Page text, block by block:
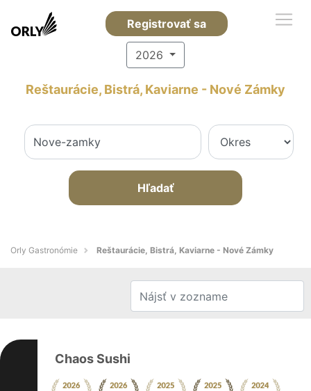
Registrovať sa
2026
Reštaurácie, Bistrá, Kaviarne - Nové Zámky
Hľadať
Orly Gastronómie Reštaurácie, Bistrá, Kaviarne - Nové Zámky
Chaos Sushi